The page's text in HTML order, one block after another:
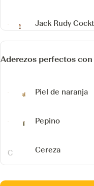
Jack Rudy
Aderezos perfectos
Piel de naranja
Pepino
Cereza